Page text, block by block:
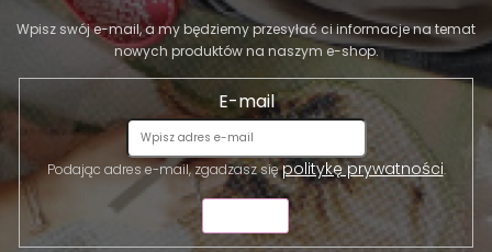
Wpisz swój e-mail, a my będziemy przesyłać ci informacje na temat
nowych produktów na naszym e-shop.
E-mail
Podając adres e-mail, zgadzasz siępolitykę prywatności.